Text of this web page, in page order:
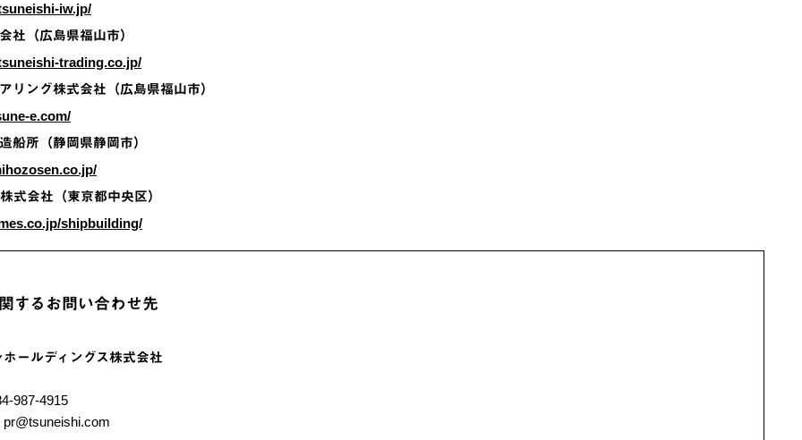
iw.jp/
社（広島県福山市）
trading.co.jp/
リング株式会社（広島県福山市）
e.com/
船所（静岡県静岡市）
式会社（東京都中央区）
shipbuilding/
するお問い合わせ先
ホールディングス株式会社
987-4915
pr@tsuneishi.com